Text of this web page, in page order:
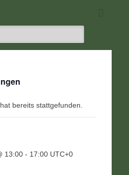
SC 1968 Klein-
bereits stattgefunden.
13:00 - 17:00 UTC+0